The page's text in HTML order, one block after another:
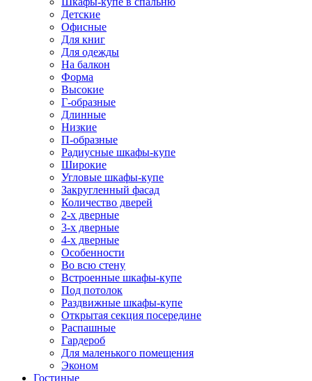
Детские
Офисные
Для книг
Для одежды
На балкон
Форма
Высокие
Г-образные
Длинные
Низкие
П-образные
Радиусные шкафы-купе
Широкие
Угловые шкафы-купе
Закругленный фасад
Количество дверей
2-х дверные
3-х дверные
4-х дверные
Особенности
Во всю стену
Встроенные шкафы-купе
Под потолок
Раздвижные шкафы-купе
Открытая секция посередине
Распашные
Гардероб
Для маленького помещения
Эконом
Гостиные